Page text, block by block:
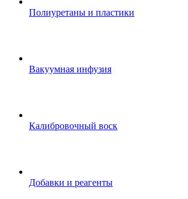
Полиуретаны и пластики
Вакуумная инфузия
Калибровочный воск
Добавки и реагенты